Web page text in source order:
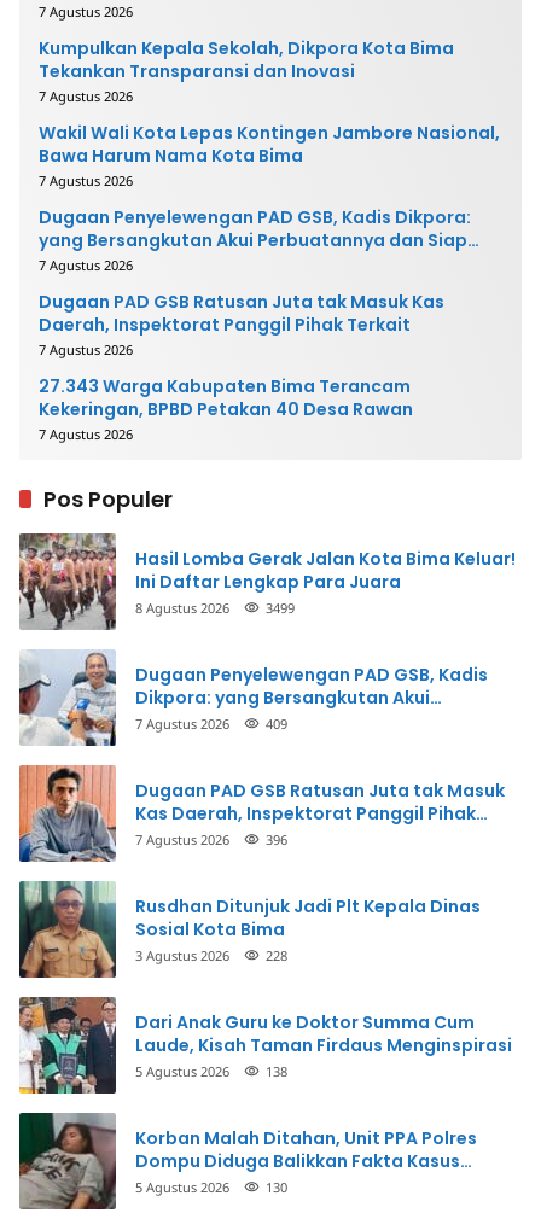
7 Agustus 2026
Kumpulkan Kepala Sekolah, Dikpora Kota Bima
Tekankan Transparansi dan Inovasi
7 Agustus 2026
Wakil Wali Kota Lepas Kontingen Jambore Nasional,
Bawa Harum Nama Kota Bima
7 Agustus 2026
Dugaan Penyelewengan PAD GSB, Kadis Dikpora:
yang Bersangkutan Akui Perbuatannya dan Siap
Mengembalikan Uang
7 Agustus 2026
Dugaan PAD GSB Ratusan Juta tak Masuk Kas
Daerah, Inspektorat Panggil Pihak Terkait
7 Agustus 2026
27.343 Warga Kabupaten Bima Terancam
Kekeringan, BPBD Petakan 40 Desa Rawan
7 Agustus 2026
Pos Populer
Hasil Lomba Gerak Jalan Kota Bima Keluar!
Ini Daftar Lengkap Para Juara
8 Agustus 2026 3499
Dugaan Penyelewengan PAD GSB, Kadis
Dikpora: yang Bersangkutan Akui
Perbuatannya dan Siap Mengembalikan
7 Agustus 2026 409
Dugaan PAD GSB Ratusan Juta tak Masuk
Kas Daerah, Inspektorat Panggil Pihak
Terkait
7 Agustus 2026 396
Rusdhan Ditunjuk Jadi Plt Kepala Dinas
Sosial Kota Bima
3 Agustus 2026 228
Dari Anak Guru ke Doktor Summa Cum
Laude, Kisah Taman Firdaus Menginspirasi
5 Agustus 2026 138
Korban Malah Ditahan, Unit PPA Polres
Dompu Diduga Balikkan Fakta Kasus
Penganiayaan
5 Agustus 2026 130